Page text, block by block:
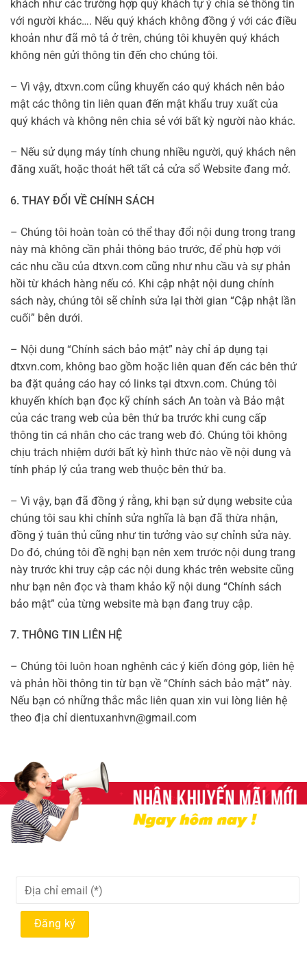
khách như các trường hợp quý khách tự ý chia sẻ thông tin
với người khác…. Nếu quý khách không đồng ý với các điều
khoản như đã mô tả ở trên, chúng tôi khuyên quý khách
không nên gửi thông tin đến cho chúng tôi.
– Vì vậy, dtxvn.com cũng khuyến cáo quý khách nên bảo
mật các thông tin liên quan đến mật khẩu truy xuất của
quý khách và không nên chia sẻ với bất kỳ người nào khác.
– Nếu sử dụng máy tính chung nhiều người, quý khách nên
đăng xuất, hoặc thoát hết tất cả cửa sổ Website đang mở.
6. THAY ĐỔI VỀ CHÍNH SÁCH
– Chúng tôi hoàn toàn có thể thay đổi nội dung trong trang
này mà không cần phải thông báo trước, để phù hợp với
các nhu cầu của dtxvn.com cũng như nhu cầu và sự phản
hồi từ khách hàng nếu có. Khi cập nhật nội dung chính
sách này, chúng tôi sẽ chỉnh sửa lại thời gian “Cập nhật lần
cuối” bên dưới.
– Nội dung “Chính sách bảo mật” này chỉ áp dụng tại
dtxvn.com, không bao gồm hoặc liên quan đến các bên thứ
ba đặt quảng cáo hay có links tại dtxvn.com. Chúng tôi
khuyến khích bạn đọc kỹ chính sách An toàn và Bảo mật
của các trang web của bên thứ ba trước khi cung cấp
thông tin cá nhân cho các trang web đó. Chúng tôi không
chịu trách nhiệm dưới bất kỳ hình thức nào về nội dung và
tính pháp lý của trang web thuộc bên thứ ba.
– Vì vậy, bạn đã đồng ý rằng, khi bạn sử dụng website của
chúng tôi sau khi chỉnh sửa nghĩa là bạn đã thừa nhận,
đồng ý tuân thủ cũng như tin tưởng vào sự chỉnh sửa này.
Do đó, chúng tôi đề nghị bạn nên xem trước nội dung trang
này trước khi truy cập các nội dung khác trên website cũng
như bạn nên đọc và tham khảo kỹ nội dung “Chính sách
bảo mật” của từng website mà bạn đang truy cập.
7. THÔNG TIN LIÊN HỆ
– Chúng tôi luôn hoan nghênh các ý kiến đóng góp, liên hệ
và phản hồi thông tin từ bạn về “Chính sách bảo mật” này.
Nếu bạn có những thắc mắc liên quan xin vui lòng liên hệ
theo địa chỉ dientuxanhvn@gmail.com